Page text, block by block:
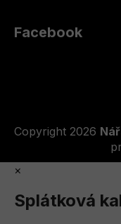
Facebook
Copyright 2026
×
Splátková